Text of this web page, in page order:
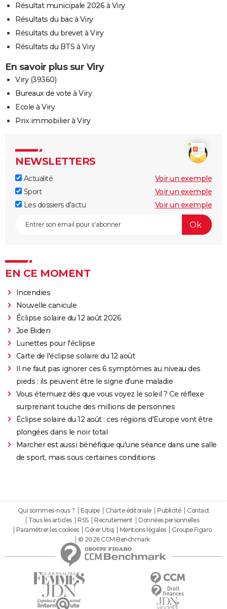
Résultat municipale 2026 à Viry
Résultats du bac à Viry
Résultats du brevet à Viry
Résultats du BTS à Viry
En savoir plus sur Viry
Viry (39360)
Bureaux de vote à Viry
Ecole à Viry
Prix immobilier à Viry
NEWSLETTERS
Actualité
Voir un exemple
Sport
Voir un exemple
Les dossiers d'actu
Voir un exemple
EN CE MOMENT
Incendies
Nouvelle canicule
Éclipse solaire du 12 août 2026
Joe Biden
Lunettes pour l'éclipse
Carte de l'éclipse solaire du 12 août
Il ne faut pas ignorer ces 6 symptômes au niveau des
pieds : ils peuvent être le signe d'une maladie
Vous éternuez dès que vous voyez le soleil ? Ce réflexe
surprenant touche des millions de personnes
Éclipse solaire du 12 août : ces régions d'Europe vont être
plongées dans le noir total
Marcher est aussi bénéfique qu'une séance dans une salle
de sport, mais sous certaines conditions
Qui sommes-nous ? Equipe Charte éditoriale Publicité
Contact
Tous les articles
RSS Recrutement
Données personnelles
Paramétrer les cookies
Gérer Utiq Mentions légales
Groupe Figaro
© 2026 CCM Benchmark